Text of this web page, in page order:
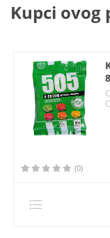
Kupci ovog
(0)